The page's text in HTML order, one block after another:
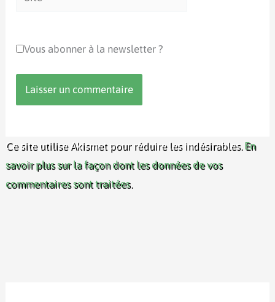
Vous abonner à la newsletter ?
Ce site utilise Akismet pour réduire les indésirables. En
savoir plus sur la façon dont les données de vos
commentaires sont traitées.